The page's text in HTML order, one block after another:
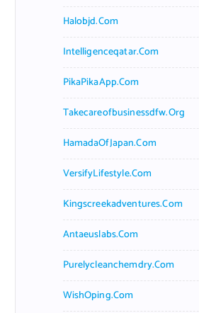
Halobjd.com
Intelligenceqatar.com
PikaPikaApp.com
Takecareofbusinessdfw.org
HamadaOfJapan.com
VersifyLifestyle.com
Kingscreekadventures.com
Antaeuslabs.com
Purelycleanchemdry.com
WishOping.com